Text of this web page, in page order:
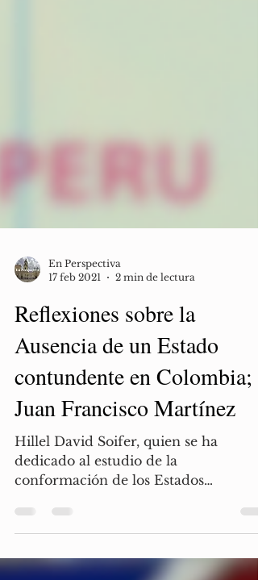
17 feb 2021
2 min de lectura
Reflexiones sobre la
Ausencia de un Estado
contundente en Colombia;
Juan Francisco Martínez
Hillel David Soifer, quien se ha
conformación de los Estados
Latinoamericanos en tiempos de la...